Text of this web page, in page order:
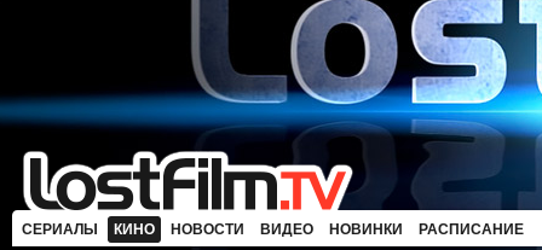
СЕРИАЛЫ КИНО НОВОСТИ ВИДЕО НОВИНКИ РАСПИСАНИЕ